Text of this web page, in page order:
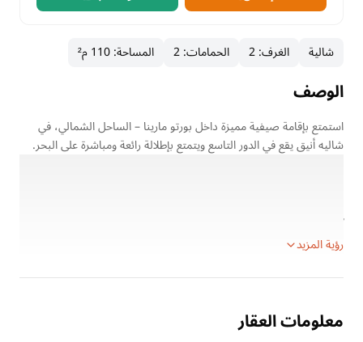
شالية الغرف:
2 الحمامات:
2 المساحة:110 م²
الوصف
استمتع بإقامة صيفية مميزة داخل بورتو مارينا – الساحل الشمالي، في
شاليه أنيق يقع في الدور التاسع ويتمتع بإطلالة رائعة ومباشرة على البحر.
رؤية المزيد
معلومات العقار